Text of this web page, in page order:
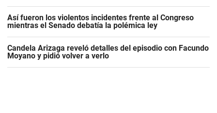
Así fueron los violentos incidentes frente al Congreso
mientras el Senado debatía la polémica ley
Candela Arizaga reveló detalles del episodio con Facundo
Moyano y pidió volver a verlo